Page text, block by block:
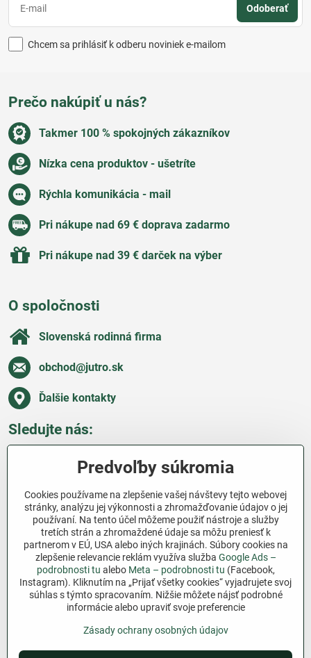
Odoberať
Chcem sa prihlásiť k odberu noviniek e-mailom
Prečo nakúpiť u nás?
Takmer 100 % spokojných zákazníkov
Nízka cena produktov - ušetríte
Rýchla komunikácia - mail
Pri nákupe nad 69 € doprava zadarmo
Pri nákupe nad 39 € darček na výber
O spoločnosti
Slovenská rodinná firma
obchod​@jutro​.sk
Ďalšie kontakty
Sledujte nás:
Všetko o nákupe
Ďakujeme za podporu
Sme slovenský e-shop bez dotácií​. Fungujeme len
vďaka vám – ľuďom, ktorí veria v poctivú prácu a
lásku k pôde​. Každý nákup na Jutro​.sk nám pomáha
pokračovať v tom, čo má zmysel – pomáhať
záhradkárom zadarmo a srdcom​.
©2026Copyright
Predvoľby súkromia
Cookies používame na zlepšenie vašej návštevy tejto webovej
stránky, analýzu jej výkonnosti a zhromažďovanie údajov o jej
používaní. Na tento účel môžeme použiť nástroje a služby
tretích strán a zhromaždené údaje sa môžu preniesť k
partnerom v EÚ, USA alebo iných krajinách. Súbory cookies na
zlepšenie relevancie reklám využíva služba Google Ads –
podrobnosti tu alebo Meta – podrobnosti tu (Facebook,
Instagram). Kliknutím na „Prijať všetky cookies“ vyjadrujete svoj
súhlas s týmto spracovaním. Nižšie môžete nájsť podrobné
informácie alebo upraviť svoje preferencie
Zásady ochrany osobných údajov